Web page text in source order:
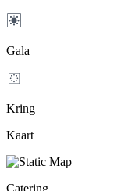
Gala
Kring
Kaart
Catering